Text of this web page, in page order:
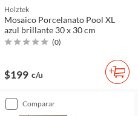
Holztek
Mosaico Porcelanato Pool XL
azul brillante 30 x 30 cm
(0)
$199 c/u
comparar